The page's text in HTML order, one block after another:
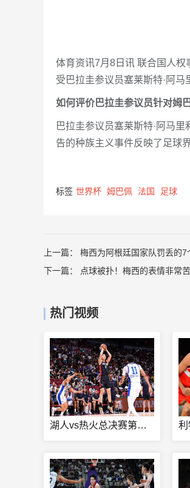
体育资讯7月8日讯 联合国人权
受巴拉圭参议员塞莱斯特·阿
如何评价巴拉圭参议员针对姆
巴拉圭参议员塞莱斯特·阿马
告的种族主义事件反映了足球
标签 世界杯 姆巴佩 法国 足球
上一篇： 梅西为阿根廷国家队罚丢的
下一篇：
点球被扑！梅西的表情非常
热门视频
湖人vs热火总决赛第一场